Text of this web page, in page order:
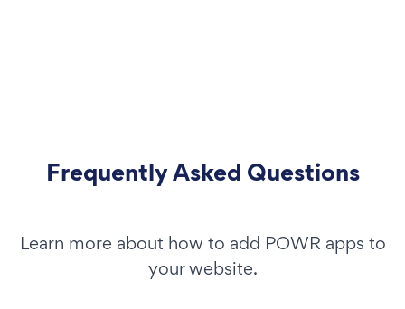
Frequently Asked Questions
Learn more about how to add POWR apps to
your website.